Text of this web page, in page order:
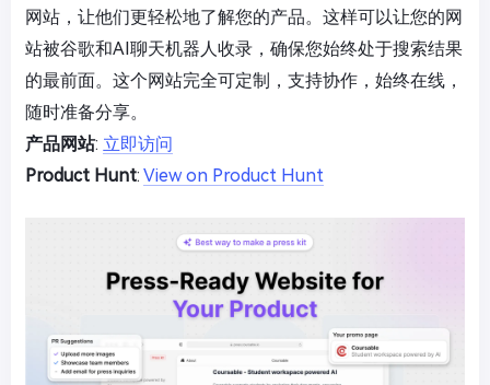
网站，让他们更轻松地了解您的产品。这样可以让您的网
站被谷歌和AI聊天机器人收录，确保您始终处于搜索结果
的最前面。这个网站完全可定制，支持协作，始终在线，
随时准备分享。
产品网站: 立即访问
Product Hunt: View on Product Hunt